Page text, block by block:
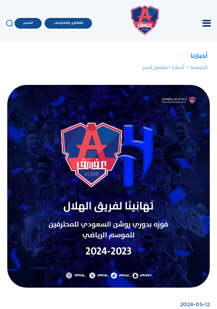
الشكاوى والاقتراحات المتجر
أخبارنا
الرئيسية - أخبارنا - تفاصيل الخبر
2024-05-12